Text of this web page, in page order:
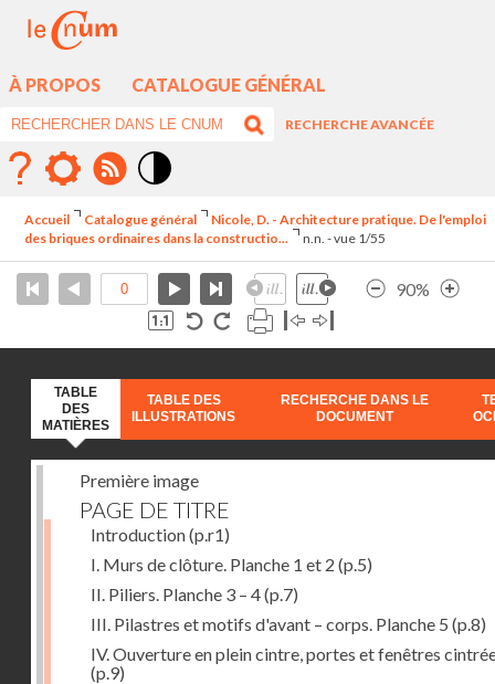
À PROPOS CATALOGUE GÉNÉRAL
RECHERCHE AVANCÉE
élévé
Accueil Catalogue général
Nicole, D. - Architecture pratique. De l'emploi
des briques ordinaires dans la constructio...
n.n. - vue 1/55
90%
TABLE
DES
MATIÈRES
TABLE DES
ILLUSTRATIONS
RECHERCHE DANS LE
DOCUMENT
Première image
PAGE DE TITRE
Introduction(p.r1)
I. Murs de clôture. Planche 1 et 2 (p.5)
II. Piliers. Planche 3 – 4(p.7)
III. Pilastres et motifs d'avant – corps. Planche 5 (p.8)
IV. Ouverture en plein cintre, portes et fenêtres
(p.9)